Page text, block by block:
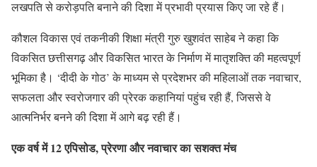
लखपति से करोड़पति बनाने की दिशा में प्रभावी प्रयास किए जा रहे हैं।
कौशल विकास एवं तकनीकी शिक्षा मंत्री गुरु खुशवंत साहेब ने कहा कि
विकसित छत्तीसगढ़ और विकसित भारत के निर्माण में मातृशक्ति की महत्वपूर्ण
भूमिका है। ‘दीदी के गोठ’ के माध्यम से प्रदेशभर की महिलाओं तक नवाचार,
सफलता और स्वरोजगार की प्रेरक कहानियां पहुंच रही हैं, जिससे वे
आत्मनिर्भर बनने की दिशा में आगे बढ़ रही हैं।
एक वर्ष में 12 एपिसोड, प्रेरणा और नवाचार का सशक्त मंच